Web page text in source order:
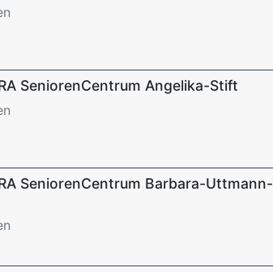
SeniorenCentrum Angelika-Stift
SeniorenCentrum Barbara-Uttmann-